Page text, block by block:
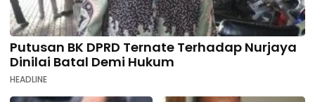
Putusan BK DPRD Ternate Terhadap Nurjaya
Dinilai Batal Demi Hukum
HEADLINE